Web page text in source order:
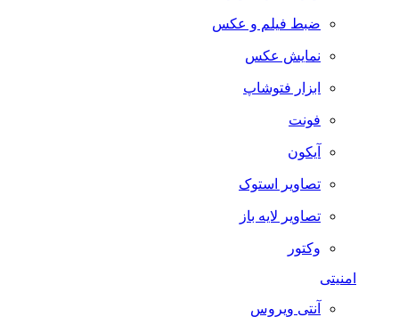
ضبط فيلم و عكس
نمایش عکس
ابزار فتوشاپ
فونت
آیکون
تصاویر استوک
تصاویر لایه باز
وکتور
امنیتی
آنتی ویروس